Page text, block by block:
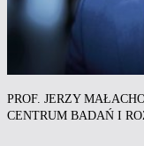
PROF. JERZY
CENTRUM BADAŃ I